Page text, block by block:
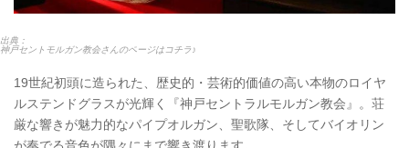
出典：
神戸セントモルガン教会さんのページはコチラ♪
19世紀初頭に造られた、歴史的・芸術的価値の高い本物のロイヤ
ルステンドグラスが光輝く『神戸セントラルモルガン教会』。荘
厳な響きが魅力的なパイプオルガン、聖歌隊、そしてバイオリン